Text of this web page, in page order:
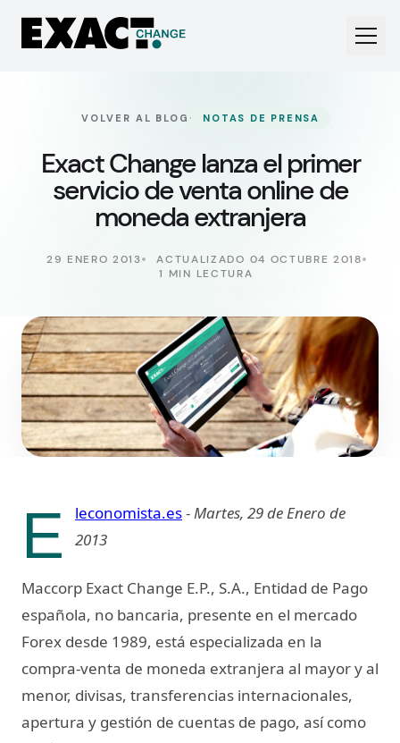
VOLVER AL BLOG · NOTAS DE PRENSA
Exact Change lanza el primer
servicio de venta online de
moneda extranjera
29 ENERO 2013
ACTUALIZADO 04 OCTUBRE 2018
1 MIN LECTURA
E leconomista.es-Martes, 29 de Enero de
2013
Maccorp Exact Change E.P., S.A., Entidad de Pago
española, no bancaria, presente en el mercado
Forex desde 1989, está especializada en la
compra-venta de moneda extranjera al mayor y al
menor, divisas, transferencias internacionales,
apertura y gestión de cuentas de pago, así como